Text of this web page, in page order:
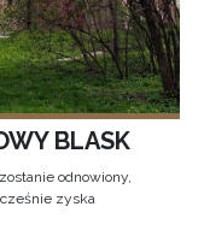
BLASK
odnowiony,
zyska